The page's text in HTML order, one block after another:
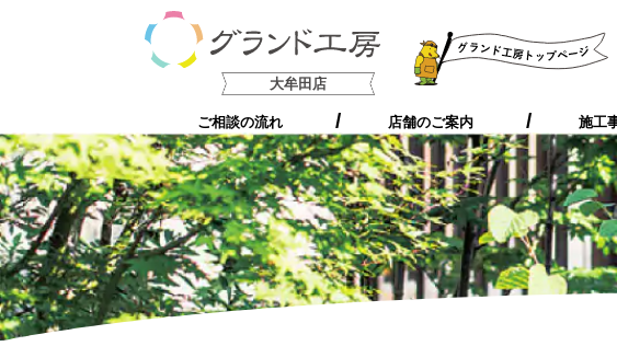
大牟田店
ご相談の流れ 店舗のご案内 施工
支持される5つの理由 施工事例集